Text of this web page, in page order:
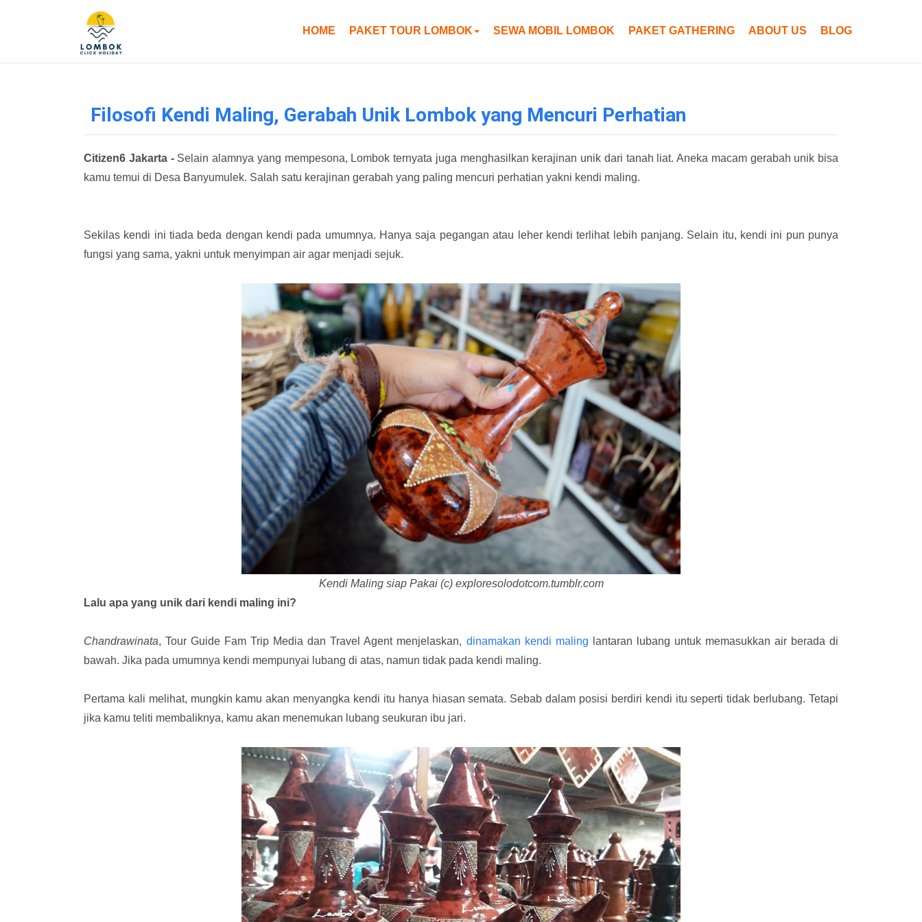
HOME PAKET TOUR LOMBOK SEWA MOBIL LOMBOK PAKET GATHERING ABOUT US BLOG
Filosofi Kendi Maling, Gerabah Unik Lombok yang Mencuri Perhatian
Citizen6 Jakarta -Selain alamnya yang mempesona, Lombok ternyata juga menghasilkan kerajinan unik dari tanah liat. Aneka macam gerabah unik bisa
kamu temui di Desa Banyumulek. Salah satu kerajinan gerabah yang paling mencuri perhatian yakni kendi maling.
Sekilas kendi ini tiada beda dengan kendi pada umumnya. Hanya saja pegangan atau leher kendi terlihat lebih panjang. Selain itu, kendi ini pun punya
fungsi yang sama, yakni untuk menyimpan air agar menjadi sejuk.
Kendi Maling siap Pakai (c) exploresolodotcom.tumblr.com
Lalu apa yang unik dari kendi maling ini?
Chandrawinata, Tour Guide Fam Trip Media dan Travel Agent menjelaskan, dinamakan kendi maling lantaran lubang untuk memasukkan air berada di
bawah. Jika pada umumnya kendi mempunyai lubang di atas, namun tidak pada kendi maling.
Pertama kali melihat, mungkin kamu akan menyangka kendi itu hanya hiasan semata. Sebab dalam posisi berdiri kendi itu seperti tidak berlubang. Tetapi
jika kamu teliti membaliknya, kamu akan menemukan lubang seukuran ibu jari.